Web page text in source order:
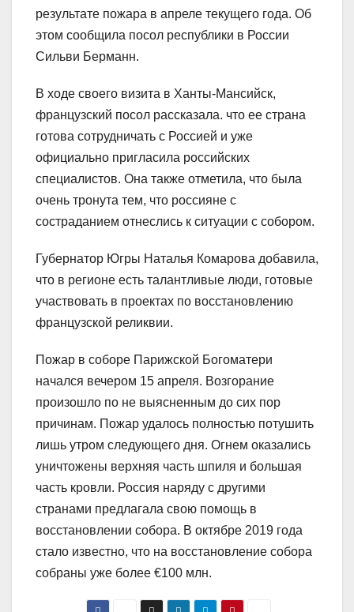
результате пожара в апреле текущего года. Об
этом сообщила посол республики в России
Сильви Берманн.
В ходе своего визита в Ханты-Мансийск,
французский посол рассказала. что ее страна
готова сотрудничать с Россией и уже
официально пригласила российских
специалистов. Она также отметила, что была
очень тронута тем, что россияне с
состраданием отнеслись к ситуации с собором.
Губернатор Югры Наталья Комарова добавила,
что в регионе есть талантливые люди, готовые
участвовать в проектах по восстановлению
французской реликвии.
Пожар в соборе Парижской Богоматери
начался вечером 15 апреля. Возгорание
произошло по не выясненным до сих пор
причинам. Пожар удалось полностью потушить
лишь утром следующего дня. Огнем оказались
уничтожены верхняя часть шпиля и большая
часть кровли. Россия наряду с другими
странами предлагала свою помощь в
восстановлении собора. В октябре 2019 года
стало известно, что на восстановление собора
собраны уже более €100 млн.